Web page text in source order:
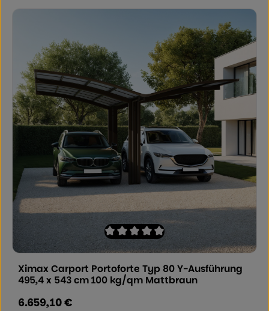
Durchschnittliche Bewertung von 0
Ximax Carport Portoforte Typ 80 Y-Ausführung
495,4 x 543 cm 100 kg/qm Mattbraun
Regulärer Preis:
6.659,10 €